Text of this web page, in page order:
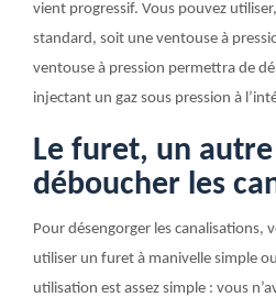
vient progressif. Vous pouvez
standard, soit une ventouse à
ventouse à pression permettra de
injectant un gaz sous pression à
Le furet, un
déboucher les
Pour désengorger les canalisations,
utiliser un furet à manivelle simple
utilisation est assez simple : vous